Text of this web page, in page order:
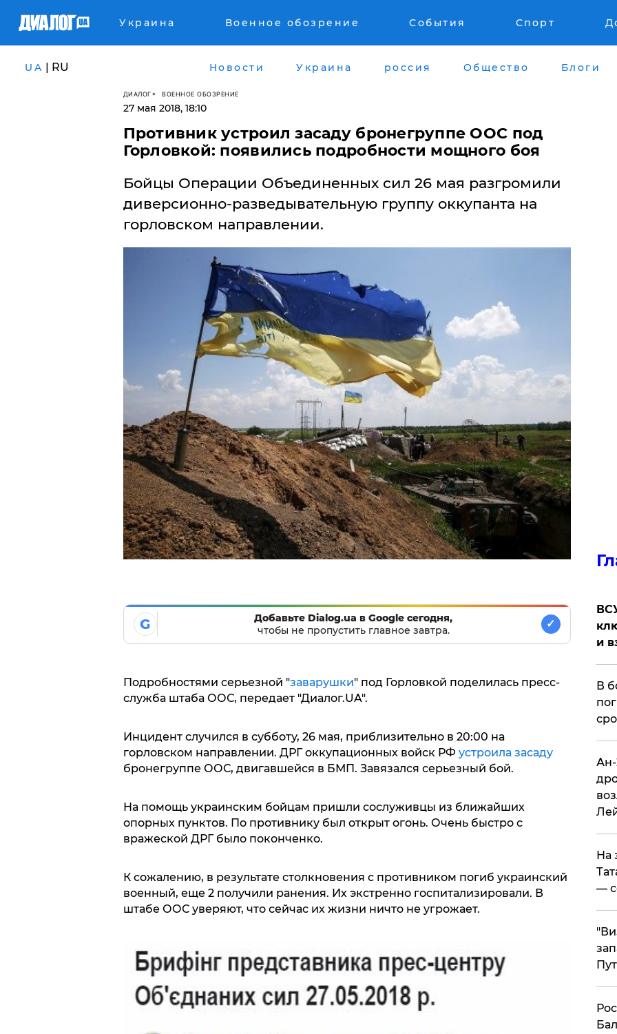
Украина Военное обозрение События Спорт
UA | RU Новости Украина россия Общество Блоги
ДИАЛОГ ВОЕННОЕ ОБОЗРЕНИЕ
27 мая 2018, 18:10
​Противник устроил засаду бронегруппе ООС под
Горловкой: появились подробности мощного боя
Бойцы Операции Объединенных сил 26 мая разгромили
диверсионно-разведывательную группу оккупанта на
горловском направлении.
G
Добавьте Dialog.ua в Google сегодня,
чтобы не пропустить главное завтра.
✓
Подробностями серьезной "заварушки" под Горловкой поделилась пресс-
служба штаба ООС, передает "Диалог.UA".
Инцидент случился в субботу, 26 мая, приблизительно в 20:00 на
горловском направлении. ДРГ оккупационных войск РФ устроила засаду
бронегруппе ООС, двигавшейся в БМП. Завязался серьезный бой.
На помощь украинским бойцам пришли сослуживцы из ближайших
опорных пунктов. По противнику был открыт огонь. Очень быстро с
вражеской ДРГ было поконченко.
К сожалению, в результате столкновения с противником погиб украинский
военный, еще 2 получили ранения. Их экстренно госпитализировали. В
штабе ООС уверяют, что сейчас их жизни ничто не угрожает.
и
В
Ан-
На
—